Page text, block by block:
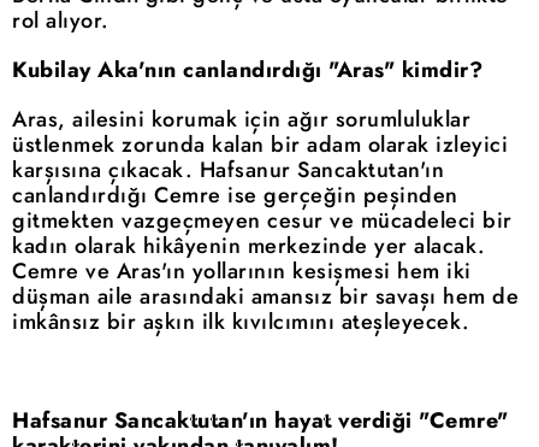
rol alıyor.
Kubilay Aka'nın canlandırdığı "Aras" kimdir?
Aras, ailesini korumak için ağır sorumluluklar
üstlenmek zorunda kalan bir adam olarak izleyici
karşısına çıkacak. Hafsanur Sancaktutan'ın
canlandırdığı Cemre ise gerçeğin peşinden
gitmekten vazgeçmeyen cesur ve mücadeleci bir
kadın olarak hikâyenin merkezinde yer alacak.
Cemre ve Aras'ın yollarının kesişmesi hem iki
düşman aile arasındaki amansız bir savaşı hem de
imkânsız bir aşkın ilk kıvılcımını ateşleyecek.
Hafsanur Sancaktutan'ın hayat verdiği "Cemre"